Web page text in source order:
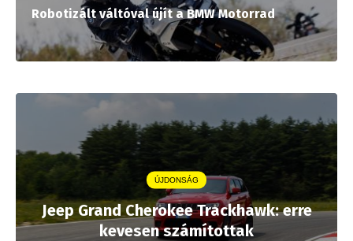
Robotizált váltóval újít a BMW Motorrad
ÚJDONSÁG
Jeep Grand Cherokee Trackhawk: erre
kevesen számítottak